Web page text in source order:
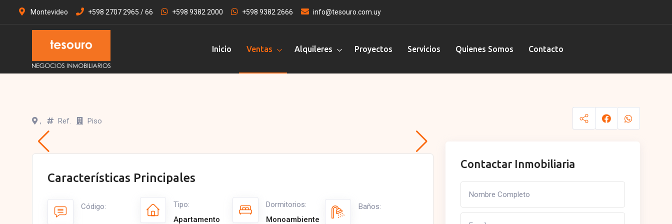
Montevideo +598 2707 2965 / 66 +598 9382 2000 +598 9382 2666 info@tesouro.com.uy
Inicio Ventas Alquileres Proyectos Servicios Quienes Somos Contacto
, Ref. Piso
Características Principales
Código:
Tipo:
Apartamento
Dormitorios:
Monoambiente
Baños:
Contactar Inmobiliaria